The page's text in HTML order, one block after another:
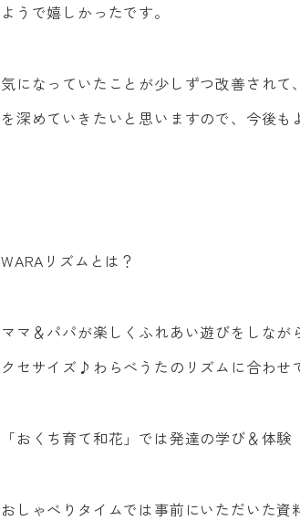
ようで嬉しかったです。
気になっていたことが少しずつ改善され
を深めていきたいと思いますので、今後も
WARAリズムとは？
ママ＆パパが楽しくふれあい遊びをしな
クセサイズ♪わらべうたのリズムに合わせ
「おくち育て和花」では発達の学び＆体
おしゃべりタイムでは事前にいただいた